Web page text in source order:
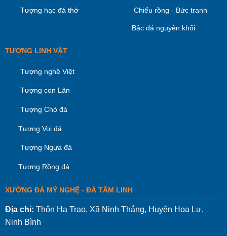
Tượng hạc đá thờ Chiếu rồng - Bức tranh
Bậc đá nguyên khối
TƯỢNG LINH VẬT
Tượng nghê Việt
Tượng con Lân
Tượng Chó đá
Tượng Voi đá
Tượng Ngựa đá
Tượng Rồng đá
XƯỞNG ĐÁ MỸ NGHỆ - ĐÁ TÂM LINH
Địa chỉ: Thôn Hạ Trạo, Xã Ninh Thắng, Huyện Hoa Lư,
Ninh Bình